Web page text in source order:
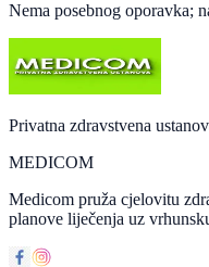
Nema posebnog oporavka;
Privatna zdravstvena
MEDICOM
Medicom pruža cjelovitu
planove liječenja uz